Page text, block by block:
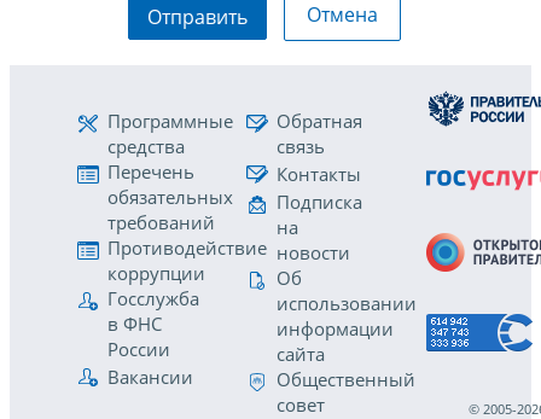
Отправить Отмена
Программные
средства
Перечень
обязательных
требований
Противодействие
коррупции
Госслужба
в ФНС
России
Вакансии
Обратная
связь
Контакты
Подписка
на
новости
Об
использовании
информации
сайта
Общественный
совет
© 2005-